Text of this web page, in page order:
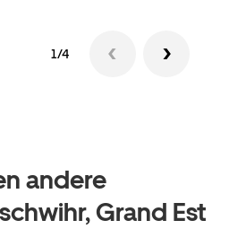
1/4
andere
Grand Est